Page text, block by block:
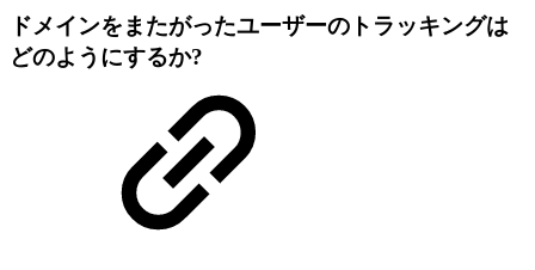
ドメインをまたがったユーザーのトラッキングは
どのようにするか?